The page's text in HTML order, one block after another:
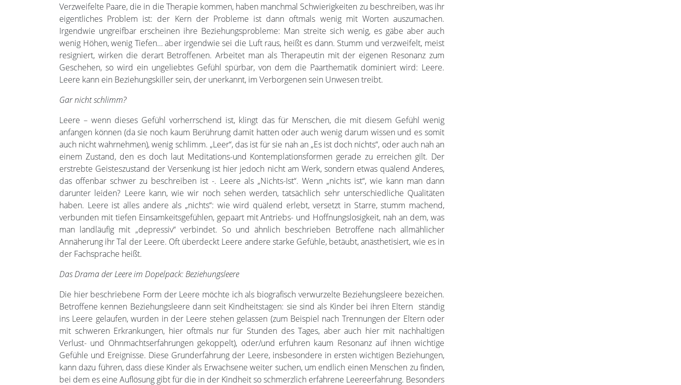
Verzweifelte Paare, die in die Therapie kommen, haben manchmal Schwierigkeiten zu beschreiben, was ihr
eigentliches Problem ist: der Kern der Probleme ist dann oftmals wenig mit Worten auszumachen.
Irgendwie ungreifbar erscheinen ihre Beziehungsprobleme: Man streite sich wenig, es gäbe aber auch
wenig Höhen, wenig Tiefen… aber irgendwie sei die Luft raus, heißt es dann. Stumm und verzweifelt, meist
resigniert, wirken die derart Betroffenen. Arbeitet man als Therapeutin mit der eigenen Resonanz zum
Geschehen, so wird ein ungeliebtes Gefühl spürbar, von dem die Paarthematik dominiert wird: Leere.
Leere kann ein Beziehungskiller sein, der unerkannt, im Verborgenen sein Unwesen treibt.
Gar nicht schlimm?
Leere – wenn dieses Gefühl vorherrschend ist, klingt das für Menschen, die mit diesem Gefühl wenig
anfangen können (da sie noch kaum Berührung damit hatten oder auch wenig darum wissen und es somit
auch nicht wahrnehmen), wenig schlimm. „Leer“, das ist für sie nah an „Es ist doch nichts“, oder auch nah an
einem Zustand, den es doch laut Meditations-und Kontemplationsformen gerade zu erreichen gilt. Der
erstrebte Geisteszustand der Versenkung ist hier jedoch nicht am Werk, sondern etwas quälend Anderes,
das offenbar schwer zu beschreiben ist -. Leere als „Nichts-Ist“. Wenn „nichts ist“, wie kann man dann
darunter leiden? Leere kann, wie wir noch sehen werden, tatsächlich sehr unterschiedliche Qualitäten
haben. Leere ist alles andere als „nichts“: wie wird quälend erlebt, versetzt in Starre, stumm machend,
verbunden mit tiefen Einsamkeitsgefühlen, gepaart mit Antriebs- und Hoffnungslosigkeit, nah an dem, was
man landläufig mit „depressiv“ verbindet. So und ähnlich beschrieben Betroffene nach allmählicher
Annäherung ihr Tal der Leere. Oft überdeckt Leere andere starke Gefühle, betäubt, anästhetisiert, wie es in
der Fachsprache heißt.
Das Drama der Leere im Dopelpack: Beziehungsleere
Die hier beschriebene Form der Leere möchte ich als biografisch verwurzelte Beziehungsleere bezeichen.
Betroffene kennen Beziehungsleere dann seit Kindheitstagen: sie sind als Kinder bei ihren Eltern ständig
ins Leere gelaufen, wurden in der Leere stehen gelassen (zum Beispiel nach Trennungen der Eltern oder
mit schweren Erkrankungen, hier oftmals nur für Stunden des Tages, aber auch hier mit nachhaltigen
Verlust- und Ohnmachtserfahrungen gekoppelt), oder/und erfuhren kaum Resonanz auf ihnen wichtige
Gefühle und Ereignisse. Diese Grunderfahrung der Leere, insbesondere in ersten wichtigen Beziehungen,
kann dazu führen, dass diese Kinder als Erwachsene weiter suchen, um endlich einen Menschen zu finden,
bei dem es eine Auflösung gibt für die in der Kindheit so schmerzlich erfahrene Leereerfahrung. Besonders